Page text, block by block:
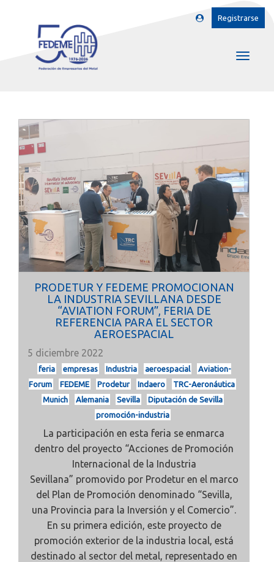
Registrarse
PRODETUR Y FEDEME PROMOCIONAN
LA INDUSTRIA SEVILLANA DESDE
“AVIATION FORUM”, FERIA DE
REFERENCIA PARA EL SECTOR
AEROESPACIAL
5 diciembre 2022
feria empresas Industria aeroespacial
Aviation-
Forum
FEDEME Prodetur Indaero
TRC-Aeronáutica
Munich
Alemania Sevilla
Diputación de Sevilla
promoción-industria
La participación en esta feria se enmarca
dentro del proyecto “Acciones de Promoción
Internacional de la Industria
Sevillana” promovido por Prodetur en el marco
del Plan de Promoción denominado “Sevilla,
una Provincia para la Inversión y el Comercio”.
En su primera edición, este proyecto de
promoción exterior de la industria local, está
destinado al sector del metal, representado en